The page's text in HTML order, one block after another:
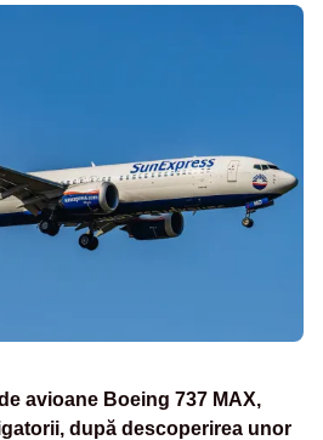
avioane Boeing 737 MAX,
după descoperirea unor